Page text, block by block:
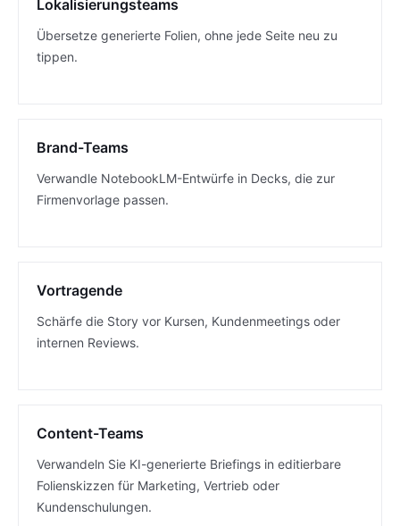
Lokalisierungsteams
Übersetze generierte Folien, ohne jede Seite neu zu
tippen.
Brand-Teams
Verwandle NotebookLM-Entwürfe in Decks, die zur
Firmenvorlage passen.
Vortragende
Schärfe die Story vor Kursen, Kundenmeetings oder
internen Reviews.
Content-Teams
Verwandeln Sie KI-generierte Briefings in editierbare
Folienskizzen für Marketing, Vertrieb oder
Kundenschulungen.